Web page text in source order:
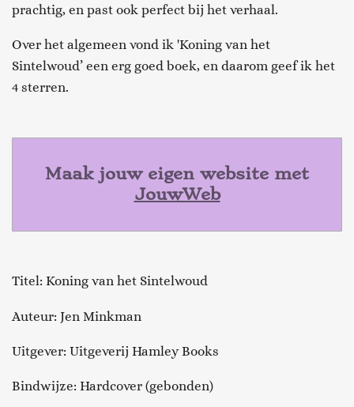
prachtig, en past ook perfect bij het verhaal.
Over het algemeen vond ik 'Koning van het
Sintelwoud’ een erg goed boek, en daarom geef ik het
4 sterren.
Maak jouw eigen website met
JouwWeb
Titel: Koning van het Sintelwoud
Auteur: Jen Minkman
Uitgever: Uitgeverij HamleyBooks
Bindwijze: Hardcover (gebonden)